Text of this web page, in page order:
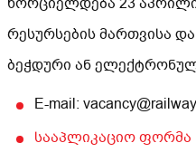
რესურსების მართვისა
ბეჭდური ან
E-mail:
სააპლიკაციო ფორმა